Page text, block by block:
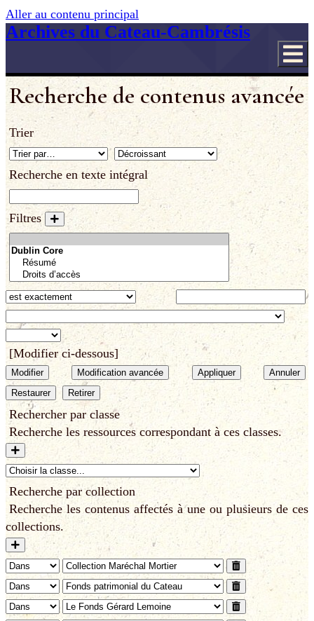
Aller au contenu principal
Archives du Cateau-Cambrésis
Recherche de contenus avancée
Trier
Recherche en texte intégral
Filtres
[Modifier ci-dessous]
Modifier Modification avancée Appliquer
Annuler
Restaurer
Retirer
Rechercher par classe
Recherche les ressources correspondant à ces classes.
Recherche par collection
Recherche les contenus affectés à une ou plusieurs de ces
collections.